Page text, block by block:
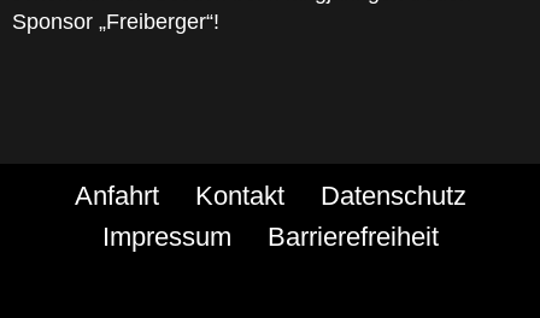
Sponsor „Freiberger“!
Anfahrt Kontakt
Datenschutz
Impressum
Barrierefreiheit